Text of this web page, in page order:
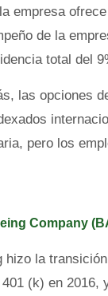
empresa
de la
total del
las opciones
pero los
Company
hizo la
(k) en 2016,